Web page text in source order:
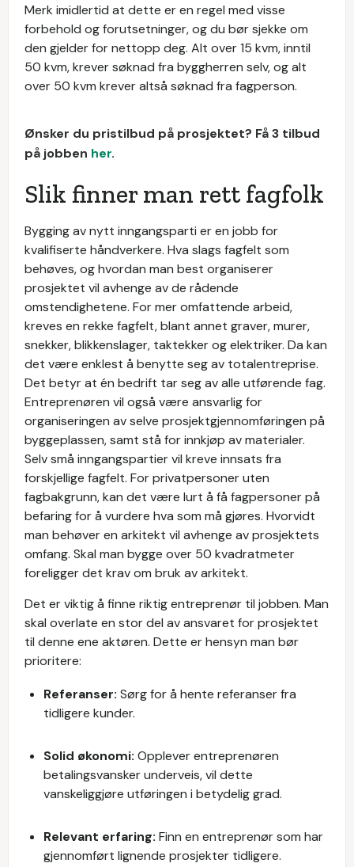
Merk imidlertid at dette er en regel med visse
forbehold og forutsetninger, og du bør sjekke om
den gjelder for nettopp deg. Alt over 15 kvm, inntil
50 kvm, krever søknad fra byggherren selv, og alt
over 50 kvm krever altså søknad fra fagperson.
Ønsker du pristilbud på prosjektet? Få 3 tilbud
på jobben her.
Slik finner man rett fagfolk
Bygging av nytt inngangsparti er en jobb for
kvalifiserte håndverkere. Hva slags fagfelt som
behøves, og hvordan man best organiserer
prosjektet vil avhenge av de rådende
omstendighetene. For mer omfattende arbeid,
kreves en rekke fagfelt, blant annet graver, murer,
snekker, blikkenslager, taktekker og elektriker. Da kan
det være enklest å benytte seg av totalentreprise.
Det betyr at én bedrift tar seg av alle utførende fag.
Entreprenøren vil også være ansvarlig for
organiseringen av selve prosjektgjennomføringen på
byggeplassen, samt stå for innkjøp av materialer.
Selv små inngangspartier vil kreve innsats fra
forskjellige fagfelt. For privatpersoner uten
fagbakgrunn, kan det være lurt å få fagpersoner på
befaring for å vurdere hva som må gjøres. Hvorvidt
man behøver en arkitekt vil avhenge av prosjektets
omfang. Skal man bygge over 50 kvadratmeter
foreligger det krav om bruk av arkitekt.
Det er viktig å finne riktig entreprenør til jobben. Man
skal overlate en stor del av ansvaret for prosjektet
til denne ene aktøren. Dette er hensyn man bør
prioritere:
Referanser: Sørg for å hente referanser fra
tidligere kunder.
Solid økonomi: Opplever entreprenøren
betalingsvansker underveis, vil dette
vanskeliggjøre utføringen i betydelig grad.
Relevant erfaring: Finn en entreprenør som har
gjennomført lignende prosjekter tidligere.